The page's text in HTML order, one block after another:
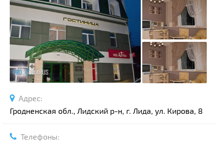
Адрес:
Гродненская обл., Лидский р-н, г. Лида, ул. Кирова, 8
Телефоны: